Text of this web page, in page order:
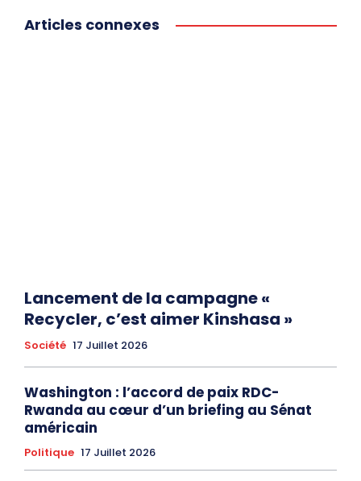
Articles connexes
Lancement de la campagne «
Recycler, c’est aimer Kinshasa »
Société 17 Juillet 2026
Washington : l’accord de paix RDC-
Rwanda au cœur d’un briefing au Sénat
américain
Politique 17 Juillet 2026